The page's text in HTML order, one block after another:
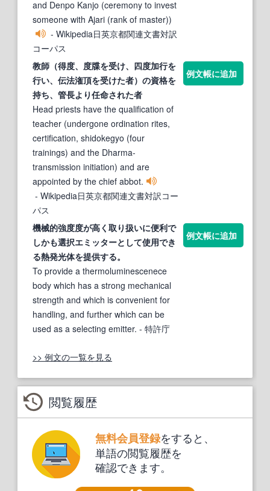
and Denpo Kanjo (ceremony to invest
someone with Ajari (rank of master))
- Wikipedia日英京都関連文書対訳
コーパス
教師（得度、度牒を受け、四度加行を
行い、伝法潅頂を受けた者）の資格を
持ち、管長より任命された者
Head priests have the qualification of
teacher (undergone ordination rites,
certification, shidokegyo (four
trainings) and the Dharma-
transmission initiation) and are
appointed by the chief abbot.
- Wikipedia日英京都関連文書対訳コー
パス
例文帳に追加
機械的強度度が高く取り扱いに便利で
しかも選択エミッターとして使用でき
る熱発光体を提供する。
To provide a thermoluminescenece
body which has a strong mechanical
strength and which is convenient for
handling, and further which can be
used as a selecting emitter. - 特許庁
例文帳に追加
>> 例文の一覧を見る
閲覧履歴
無料会員登録をすると、
単語の閲覧履歴を
確認できます。